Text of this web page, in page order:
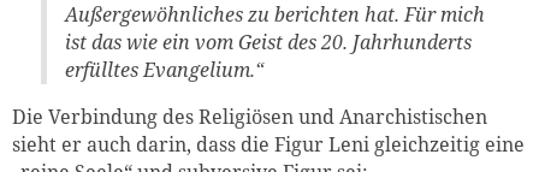
Außergewöhnliches zu berichten hat. Für mich
ist das wie ein vom Geist des 20. Jahrhunderts
erfülltes Evangelium.“
Die Verbindung des Religiösen und Anarchistischen
sieht er auch darin, dass die Figur Leni gleichzeitig eine